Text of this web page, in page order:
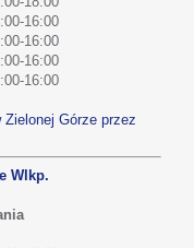
16:00
16:00
16:00
16:00
Górze przez
Wlkp.